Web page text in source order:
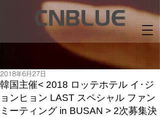
韓国主催< 2018 ロッテホテル イ･ジ
ョンヒョン LAST スペシャル ファン
ミーティング in BUSAN > 2次募集決
2018年6月27日